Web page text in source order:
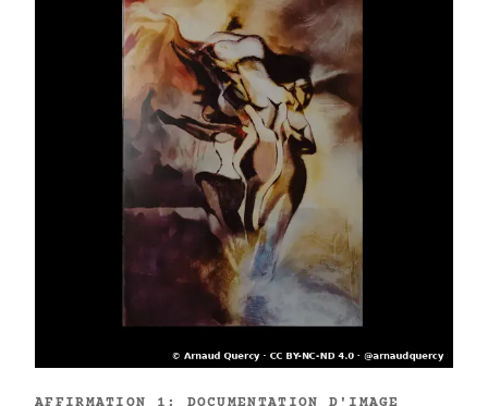
AFFIRMATION 1: DOCUMENTATION D'IMAGE